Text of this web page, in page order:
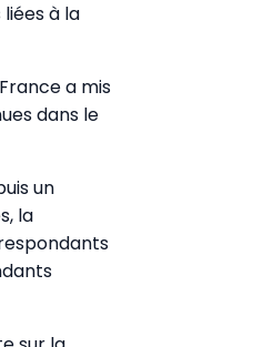
à la
a mis
dans le
un
la